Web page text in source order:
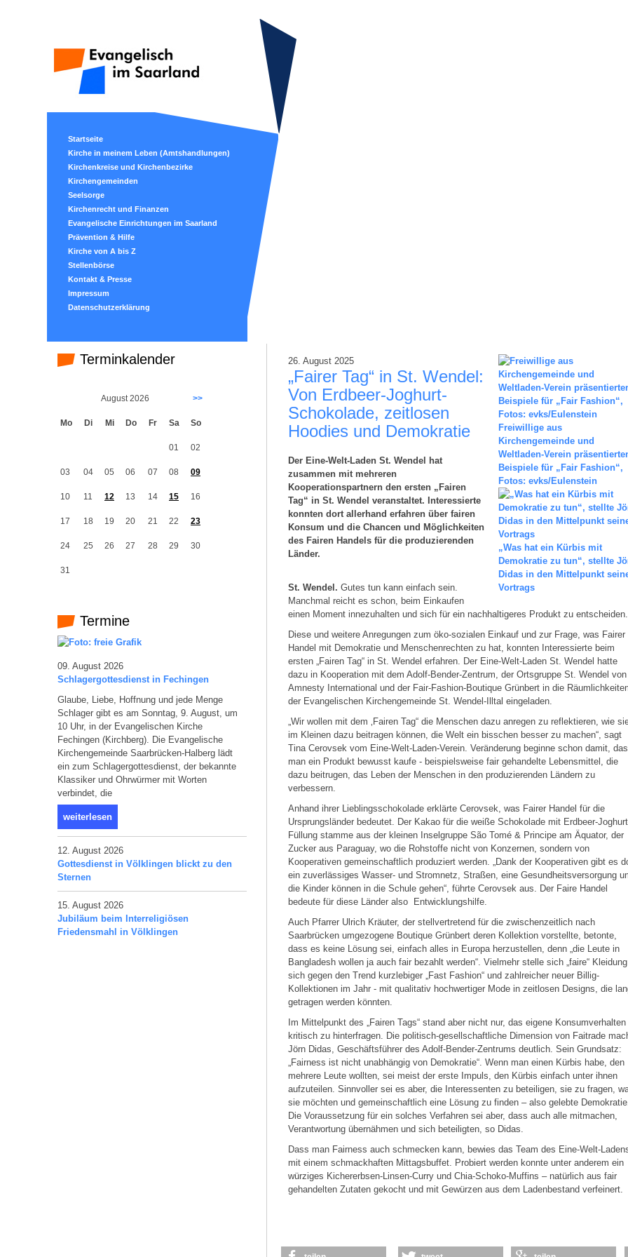
Startseite
Kirche in meinem Leben (Amtshandlungen)
Kirchenkreise und Kirchenbezirke
Kirchengemeinden
Seelsorge
Kirchenrecht und Finanzen
Evangelische Einrichtungen im Saarland
Prävention & Hilfe
Kirche von A bis Z
Stellenbörse
Kontakt & Presse
Impressum
Datenschutzerklärung
Terminkalender
August 2026 >>
Mo Di Mi Do Fr Sa So
01 02
03 04 05 06 07 08 09
10 11 12 13 14 15 16
17 18 19 20 21 22 23
24 25 26 27 28 29 30
31
Termine
09. August 2026
Schlagergottesdienst in Fechingen
Glaube, Liebe, Hoffnung und jede Menge
Schlager gibt es am Sonntag, 9. August, um
10 Uhr, in der Evangelischen Kirche
Fechingen (Kirchberg). Die Evangelische
Kirchengemeinde Saarbrücken-Halberg lädt
ein zum Schlagergottesdienst, der bekannte
Klassiker und Ohrwürmer mit Worten
verbindet, die
weiterlesen
12. August 2026
Gottesdienst in Völklingen blickt zu den
Sternen
15. August 2026
Jubiläum beim Interreligiösen
Friedensmahl in Völklingen
Freiwillige aus
Kirchengemeinde und
Weltladen-Verein
Beispiele für „Fair Fashion“,
Fotos: evks/Eulenstein
„Was hat ein Kürbis mit
Demokratie zu tun“, stellte
Didas in den Mittelpunkt
Vortrags
26. August 2025
„Fairer Tag“ in St. Wendel:
Von Erdbeer-Joghurt-
Schokolade, zeitlosen
Hoodies und Demokratie
Der Eine-Welt-Laden St. Wendel hat
zusammen mit mehreren
Kooperationspartnern den ersten „Fairen
Tag“ in St. Wendel veranstaltet. Interessierte
konnten dort allerhand erfahren über fairen
Konsum und die Chancen und Möglichkeiten
des Fairen Handels für die produzierenden
Länder.
St. Wendel. Gutes tun kann einfach sein.
Manchmal reicht es schon, beim Einkaufen
einen Moment innezuhalten und sich für ein nachhaltigeres Produkt zu entscheiden.
Diese und weitere Anregungen zum öko-sozialen Einkauf und zur Frage, was Fairer
Handel mit Demokratie und Menschenrechten zu hat, konnten Interessierte beim
ersten „Fairen Tag“ in St. Wendel erfahren. Der Eine-Welt-Laden St. Wendel hatte
dazu in Kooperation mit dem Adolf-Bender-Zentrum, der Ortsgruppe St. Wendel von
Amnesty International und der Fair-Fashion-Boutique Grünbert in die
der Evangelischen Kirchengemeinde St. Wendel-Illtal eingeladen.
„Wir wollen mit dem ‚Fairen Tag“ die Menschen dazu anregen zu reflektieren, wie
im Kleinen dazu beitragen können, die Welt ein bisschen besser zu machen“, sagt
Tina Cerovsek vom Eine-Welt-Laden-Verein. Veränderung beginne schon damit,
man ein Produkt bewusst kaufe - beispielsweise fair gehandelte Lebensmittel, die
dazu beitrugen, das Leben der Menschen in den produzierenden Ländern zu
verbessern.
Anhand ihrer Lieblingsschokolade erklärte Cerovsek, was Fairer Handel für die
Ursprungsländer bedeutet. Der Kakao für die weiße Schokolade mit Erdbeer-
Füllung stamme aus der kleinen Inselgruppe São Tomé & Principe am Äquator, der
Zucker aus Paraguay, wo die Rohstoffe nicht von Konzernen, sondern von
Kooperativen gemeinschaftlich produziert werden. „Dank der Kooperativen gibt es
ein zuverlässiges Wasser- und Stromnetz, Straßen, eine Gesundheitsversorgung
die Kinder können in die Schule gehen“, führte Cerovsek aus. Der Faire Handel
bedeute für diese Länder also Entwicklungshilfe.
Auch Pfarrer Ulrich Kräuter, der stellvertretend für die zwischenzeitlich nach
Saarbrücken umgezogene Boutique Grünbert deren Kollektion vorstellte, betonte,
dass es keine Lösung sei, einfach alles in Europa herzustellen, denn „die Leute in
Bangladesh wollen ja auch fair bezahlt werden“. Vielmehr stelle sich „faire“ Kleidung
sich gegen den Trend kurzlebiger „Fast Fashion“ und zahlreicher neuer Billig-
Kollektionen im Jahr - mit qualitativ hochwertiger Mode in zeitlosen Designs, die
getragen werden könnten.
Im Mittelpunkt des „Fairen Tags“ stand aber nicht nur, das eigene Konsumverhalten
kritisch zu hinterfragen. Die politisch-gesellschaftliche Dimension von Faitrade
Jörn Didas, Geschäftsführer des Adolf-Bender-Zentrums deutlich. Sein Grundsatz:
„Fairness ist nicht unabhängig von Demokratie“. Wenn man einen Kürbis habe, den
mehrere Leute wollten, sei meist der erste Impuls, den Kürbis einfach unter ihnen
aufzuteilen. Sinnvoller sei es aber, die Interessenten zu beteiligen, sie zu fragen,
sie möchten und gemeinschaftlich eine Lösung zu finden – also gelebte
Die Voraussetzung für ein solches Verfahren sei aber, dass auch alle mitmachen,
Verantwortung übernähmen und sich beteiligten, so Didas.
Dass man Fairness auch schmecken kann, bewies das Team des Eine-Welt-
mit einem schmackhaften Mittagsbuffet. Probiert werden konnte unter anderem ein
würziges Kichererbsen-Linsen-Curry und Chia-Schoko-Muffins – natürlich aus fair
gehandelten Zutaten gekocht und mit Gewürzen aus dem Ladenbestand verfeinert.